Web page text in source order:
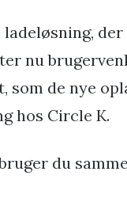
nu
de nye
hos Circle K.
du